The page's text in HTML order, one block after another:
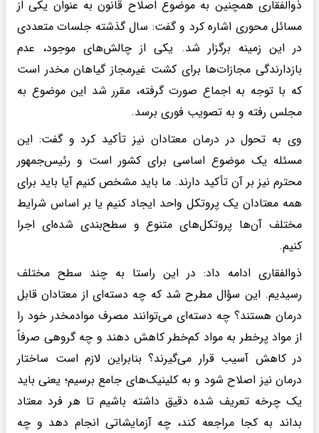
ذوالفقاری همچنین به موضوع اصلاح قانون به عنوان یکی از
مسائل محوری اشاره کرد و گفت: سال گذشته جلسات متعددی
در این زمینه برگزار شد. یکی از چالش‌های موجود، عدم
بازدارندگی مجازات‌ها برای کشت غیرمجاز گیاهان مخدر است
که با توجه به اجماع صورت گرفته، مقرر شد این موضوع به
مجلس رفته و به تصویب فوری برسد.
وی به تحول در درمان معتادان نیز تأکید کرد و گفت: این
مسئله یک موضوع اساسی برای کشور است و رئیس‌جمهور
محترم نیز بر آن تأکید دارند. ما باید مشخص کنیم آیا باید برای
همه معتادان یک پروتکل واحد ایجاد کنیم یا بر اساس شرایط
مختلف آن‌ها پروتکل‌های متنوع و سطح‌بندی شده‌ای اجرا
کنیم.
ذوالفقاری ادامه داد: در این راستا به چند سطح مختلف
رسیدیم. این سؤال مطرح شد که چه دسته‌ای از معتادان قابل
درمان هستند؟ چه دسته‌ای می‌توانند مصرف موادمخدر خود را
از مواد پرخطر به مواد کم‌خطر کاهش دهند و چه گروهی صرفاً
در کاهش آسیب قرار می‌گیرند؟ بنابراین لازم است ساختار
درمان نیز اصلاح شود و به کلینیک‌های جامع برسیم؛ یعنی باید
یک چرخه تعریف شده دقیق داشته باشیم تا هر فرد معتاد
بداند به کجا مراجعه کند، چه آزمایشاتی انجام دهد و چه